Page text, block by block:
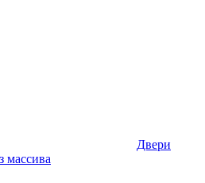
Двери
массива